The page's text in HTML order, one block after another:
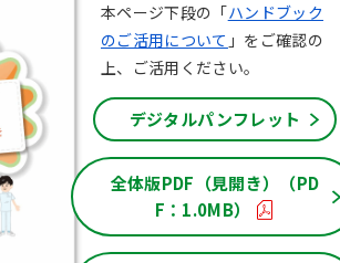
本ページ下段の「ハンドブック
のご活用について 」をご確認の
上、ご活用ください。
デジタルパンフレット
全体版PDF（見開き）（PD
F：1.0MB）